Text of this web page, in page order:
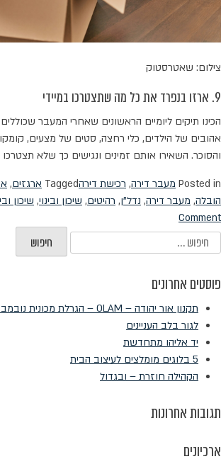
צילום: שאטרסטוק
9. ארזו בנפרד את כל מה שתצטרכו במיידי
הכינו תיקים ליומיים הראשונים שאחרי המעבר
אהובים של הילדים, כלי רחצה, סטים של מצעים,
והסוכר. השאירו אותם זמינים ונגישים כך שלא
Posted in מעבר דירה, רכישת דירהTagged ארגזים,
הובלה, מעבר דירה, נדל"ן, רהיטים, שיכון ובינוי, שיכון
Comment
on
איך
אורזים
9
שווים
חיפוש:
פוסטים אחרונים
תקנון אור יהודה – OLAM – הגרלת מכונית נובמבר 2025
לגור בלב העניינים
יד אליהו מתחדשת
5 בלוגים מומלצים לעיצוב הבית
הקהילה חוזרת – ובגדול
תגובות אחרונות
ארכיונים